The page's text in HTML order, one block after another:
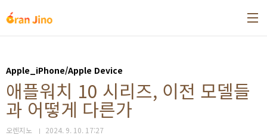
Apple_iPhone/Apple Device
애플워치 10 시리즈, 이전 모델들
과 어떻게 다른가
오렌지노 2024. 9. 10. 17:27